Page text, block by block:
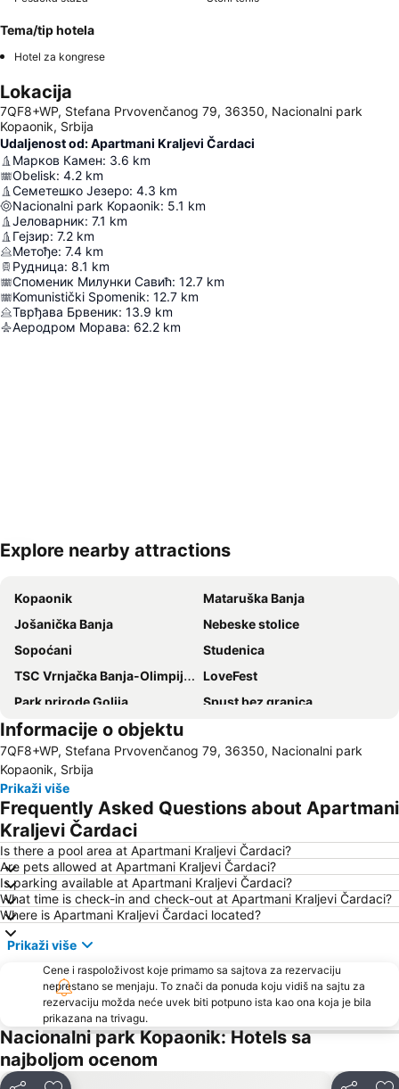
Tema/tip hotela
Hotel za kongrese
Lokacija
7QF8+WP, Stefana Prvovenčanog 79, 36350, Nacionalni park
Kopaonik, Srbija
Udaljenost od: Apartmani Kraljevi Čardaci
Марков Камен: 3.6 km
Obelisk: 4.2 km
Семетешко Језеро: 4.3 km
Nacionalni park Kopaonik: 5.1 km
Јеловарник: 7.1 km
Гејзир: 7.2 km
Метође: 7.4 km
Рудница: 8.1 km
Споменик Милунки Савић: 12.7 km
Komunistički Spomenik: 12.7 km
Тврђава Брвеник: 13.9 km
Аеродром Морава: 62.2 km
Explore nearby attractions
Kopaonik
Mataruška Banja
Jošanička Banja
Nebeske stolice
Sopoćani
Studenica
TSC Vrnjačka Banja-Olimpijski bazen
LoveFest
Park prirode Golija
Spust bez granica
Snežnik
Jelovarnik
Informacije o objektu
7QF8+WP, Stefana Prvovenčanog 79, 36350, Nacionalni park
Kopaonik, Srbija
Prikaži više
Frequently Asked Questions about Apartmani
Kraljevi Čardaci
Is there a pool area at Apartmani Kraljevi Čardaci?
Are pets allowed at Apartmani Kraljevi Čardaci?
Is parking available at Apartmani Kraljevi Čardaci?
What time is check-in and check-out at Apartmani Kraljevi Čardaci?
Where is Apartmani Kraljevi Čardaci located?
Prikaži više
Cene i raspoloživost koje primamo sa sajtova za rezervaciju
neprestano se menjaju. To znači da ponuda koju vidiš na sajtu za
rezervaciju možda neće uvek biti potpuno ista kao ona koja je bila
prikazana na trivagu.
Nacionalni park Kopaonik: Hotels sa
najboljom ocenom